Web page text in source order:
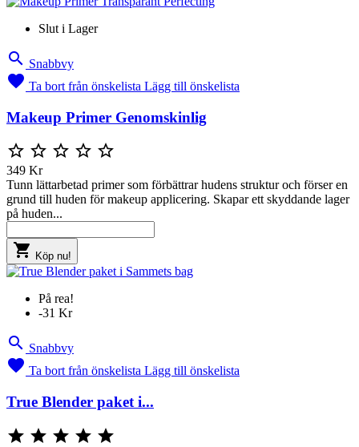
Slut i Lager
 Snabbvy
 Ta bort från önskelista Lägg till önskelista
Makeup Primer Genomskinlig
    
349 Kr
Tunn lättarbetad primer som förbättrar hudens struktur och förser en
grund till huden för makeup applicering. Skapar ett skyddande lager
på huden...
 Köp nu!
På rea!
-31 Kr
 Snabbvy
 Ta bort från önskelista Lägg till önskelista
True Blender paket i...
    